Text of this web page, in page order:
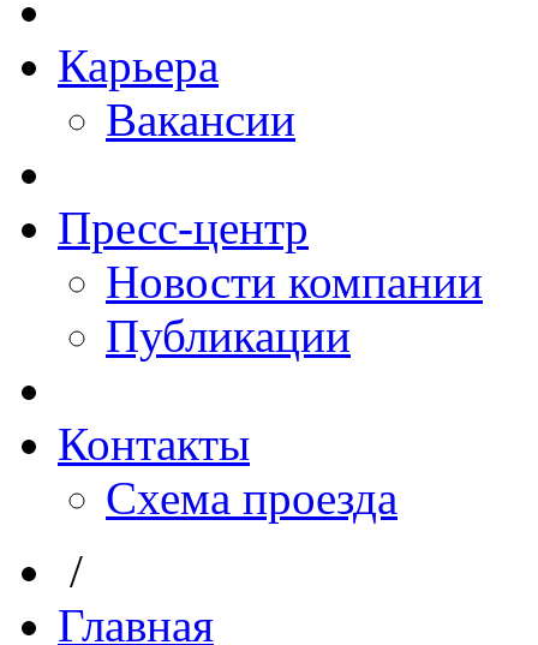
Карьера
Вакансии
Пресс-центр
Новости компании
Публикации
Контакты
Схема проезда
/
Главная